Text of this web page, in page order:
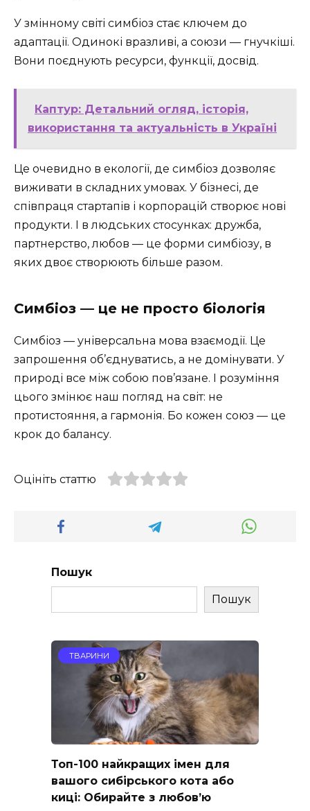
У змінному світі симбіоз стає ключем до
адаптації. Одинокі вразливі, а союзи — гнучкіші.
Вони поєднують ресурси, функції, досвід.
Каптур: Детальний огляд, історія,
використання та актуальність в Україні
Це очевидно в екології, де симбіоз дозволяє
виживати в складних умовах. У бізнесі, де
співпраця стартапів і корпорацій створює нові
продукти. І в людських стосунках: дружба,
партнерство, любов — це форми симбіозу, в
яких двоє створюють більше разом.
Симбіоз — це не просто біологія
Симбіоз — універсальна мова взаємодії. Це
запрошення об’єднуватись, а не домінувати. У
природі все між собою пов’язане. І розуміння
цього змінює наш погляд на світ: не
протистояння, а гармонія. Бо кожен союз — це
крок до балансу.
Оцініть статтю
Пошук
Пошук
ТВАРИНИ
Топ-100 найкращих імен для
вашого сибірського кота або
киці: Обирайте з любов’ю